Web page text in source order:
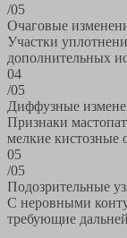
/05
Очаговые
Участки
дополнительных
04
/05
Диффузные
Признаки
мелкие кистозные
05
/05
Подозрительные
С неровными
требующие